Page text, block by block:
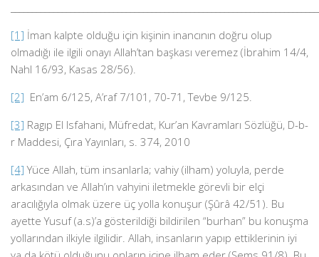
[1] İman kalpte olduğu için kişinin inancının doğru olup
olmadığı ile ilgili onayı Allah’tan başkası veremez (İbrahim 14/4,
Nahl 16/93, Kasas 28/56).
[2] En’am 6/125, A’raf 7/101, 70-71, Tevbe 9/125.
[3] Ragıp El Isfahani, Müfredat, Kur’an Kavramları Sözlüğü, D-b-
r Maddesi, Çıra Yayınları, s. 374, 2010
[4] Yüce Allah, tüm insanlarla; vahiy (ilham) yoluyla, perde
arkasından ve Allah’ın vahyini iletmekle görevli bir elçi
aracılığıyla olmak üzere üç yolla konuşur (Şûrâ 42/51). Bu
ayette Yusuf (a.s)’a gösterildiği bildirilen “burhan” bu konuşma
yollarından ilkiyle ilgilidir. Allah, insanların yapıp ettiklerinin iyi